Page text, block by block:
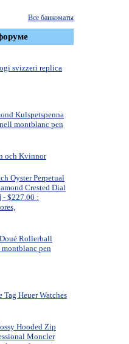
Все банкоматы
svizzeri replica
Kulspetspenna
montblanc pen
och Kvinnor
Oyster Perpetual
Crested Dial
- $227.00 :
Rollerball
pen
Heuer Watches
Hooded Zip
Moncler